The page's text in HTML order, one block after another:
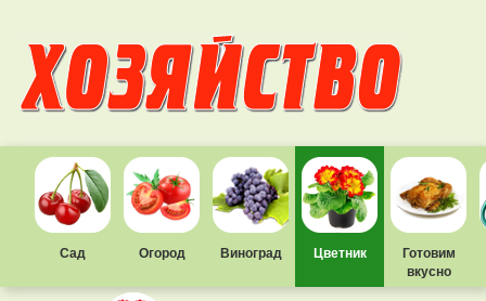
Сад Огород Виноград Цветник
Готовим
вкусно